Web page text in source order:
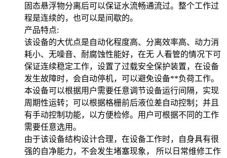
固态悬浮物分离后可以保证水流畅通流过。整个工作过
程是连续的，也可以是间歇的。
产品特点:
该设备的大优点是自动化程度高、分离效率高、动力消
耗小、无噪音、耐腐蚀性能好，在无 人看管的情况下可
保证连续稳定工作，设置了过载安全保护装置，在设备
发生故障时，会自动停机，可以避免设备**负荷工作。
本设备可以根据用户需要任意调节设备运行间隔，实现
周期性运转；可以根据格栅前后液位差自动控制；并且
有手动控制功能，以方便检修。用户可根据不同的工作
需要任意选用。
由于该设备结构设计合理，在设备工作时，自身具有很
强的自净能力，不会发生堵塞现象， 所以日常维修工作